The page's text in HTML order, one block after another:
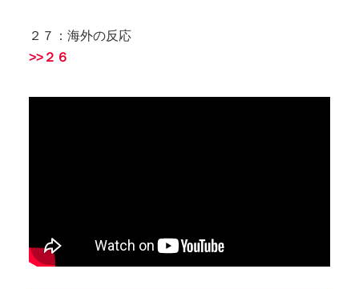
２７：海外の反応
>>２６